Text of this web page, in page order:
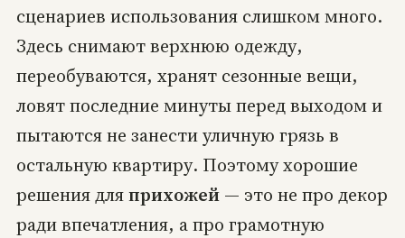
сценариев использования слишком много.
Здесь снимают верхнюю одежду,
переобуваются, хранят сезонные вещи,
ловят последние минуты перед выходом и
пытаются не занести уличную грязь в
остальную квартиру. Поэтому хорошие
решения дляприхожей— это не про декор
ради впечатления, а про грамотную